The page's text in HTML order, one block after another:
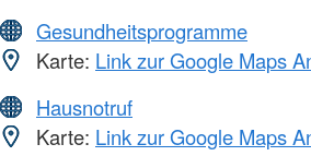
Gesundheitsprogramme
Karte: Link zur Google Maps
Hausnotruf
Karte: Link zur Google Maps